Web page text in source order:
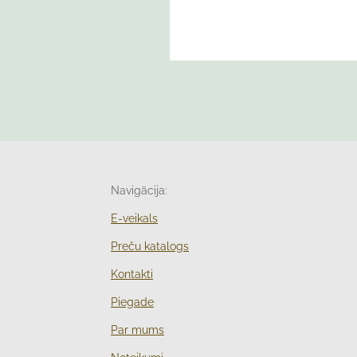
Navigācija:
E-veikals
Preču katalogs
Kontakti
Piegade
Par mums